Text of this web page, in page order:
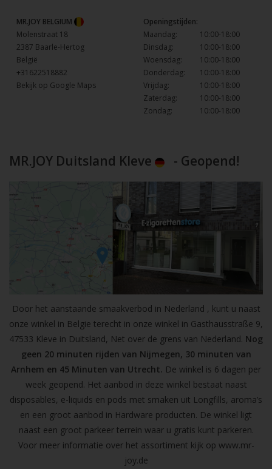
MR.JOY BELGIUM
Molenstraat 18
2387 Baarle-Hertog
België
+31622518882
Bekijk op Google Maps
Openingstijden:
Maandag:
10:00-18:00
Dinsdag:
10:00-18:00
Woensdag:
10:00-18:00
Donderdag:
10:00-18:00
Vrijdag:
10:00-18:00
Zaterdag:
10:00-18:00
Zondag:
10:00-18:00
MR.JOY Duitsland Kleve - Geopend!
Door het aanstaande smaakverbod in Nederland , kunt u naast
onze winkel in Belgie terecht in onze winkel in Gasthausstraße 9,
47533 Kleve in Duitsland, Net over de grens van Nederland. Nog
geen 20 minuten rijden van Nijmegen, 30 minuten van
Arnhem en 45 Minuten van Utrecht. De winkel is 6 dagen per
week geopend. Het aanbod in deze winkel bestaat naast
disposables, e-liquids en pods met smaken uit Longfills, aroma’s
en een groot aanbod in Hardware producten. De winkel ligt
naast een groot parkeer terrein waar u gratis kunt parkeren.
Voor meer informatie over het assortiment kijk op www.mr-
joy.de